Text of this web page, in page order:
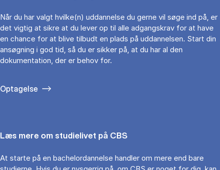
Når du har valgt hvilke(n) uddannelse du gerne vil søge ind på, er
det vigtig at sikre at du lever op til alle adgangskrav for at have
en chance for at blive tilbudt en plads på uddannelsen. Start din
ansøgning i god tid, så du er sikker på, at du har al den
dokumentation, der er behov for.
Optagelse
Læs mere om studielivet på CBS
At starte på en bachelordannelse handler om mere end bare